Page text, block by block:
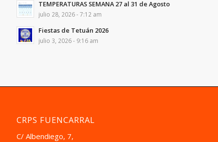
TEMPERATURAS SEMANA 27 al 31 de Agosto
julio 28, 2026 - 7:12 am
Fiestas de Tetuán 2026
julio 3, 2026 - 9:16 am
CRPS FUENCARRAL
C/ Albendiego, 7,